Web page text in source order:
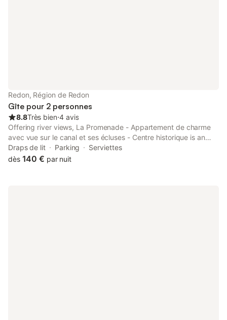
Redon, Région de Redon
Gîte pour 2 personnes
8.8Très bien⋅4 avis
Offering river views, La Promenade - Appartement de charme
avec vue sur le canal et ses écluses - Centre historique is an
accommodation located in Redon, 47 km from Lac au Duc Golf
Course and 49 km from La Baule International Golf Course.
Draps de lit Parking
Serviettes
dès 140 € par nuit